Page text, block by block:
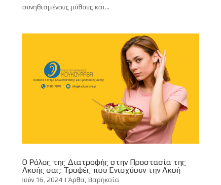
συνηθισμένους μύθους και...
Ο Ρόλος της Διατροφής στην Προστασία της
Ακοής σας: Τροφές που Ενισχύουν την Ακοή
Ιούν 16, 2024 | Άρθα Βαρηκοΐα